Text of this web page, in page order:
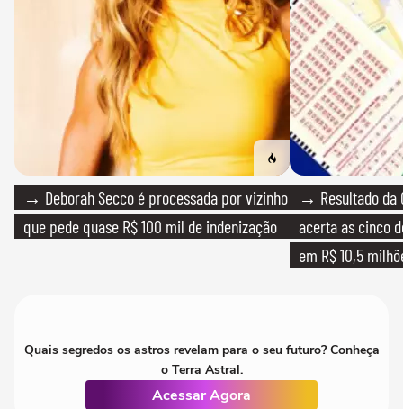
→ Deborah Secco é processada por vizinho
que pede quase R$ 100 mil de indenização
→ Resultado da
acerta as cinco
em R$ 10,5
Quais segredos os astros revelam para o seu futuro? Conheça
o Terra Astral.
Acessar Agora